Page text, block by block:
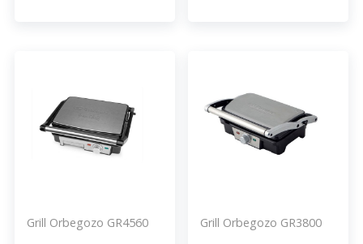
Grill Orbegozo GR4560 Grill Orbegozo GR3800